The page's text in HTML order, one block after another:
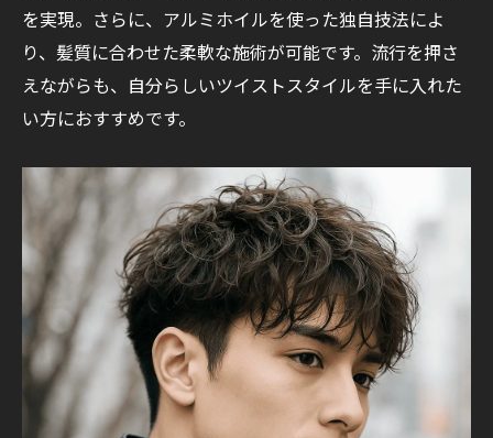
を実現。さらに、アルミホイルを使った独自技法によ
り、髪質に合わせた柔軟な施術が可能です。流行を押さ
えながらも、自分らしいツイストスタイルを手に入れた
い方におすすめです。